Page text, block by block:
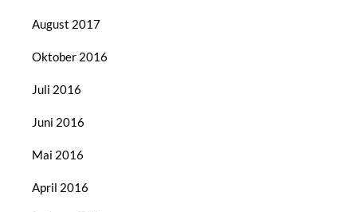
August 2017
Oktober 2016
Juli 2016
Juni 2016
Mai 2016
April 2016